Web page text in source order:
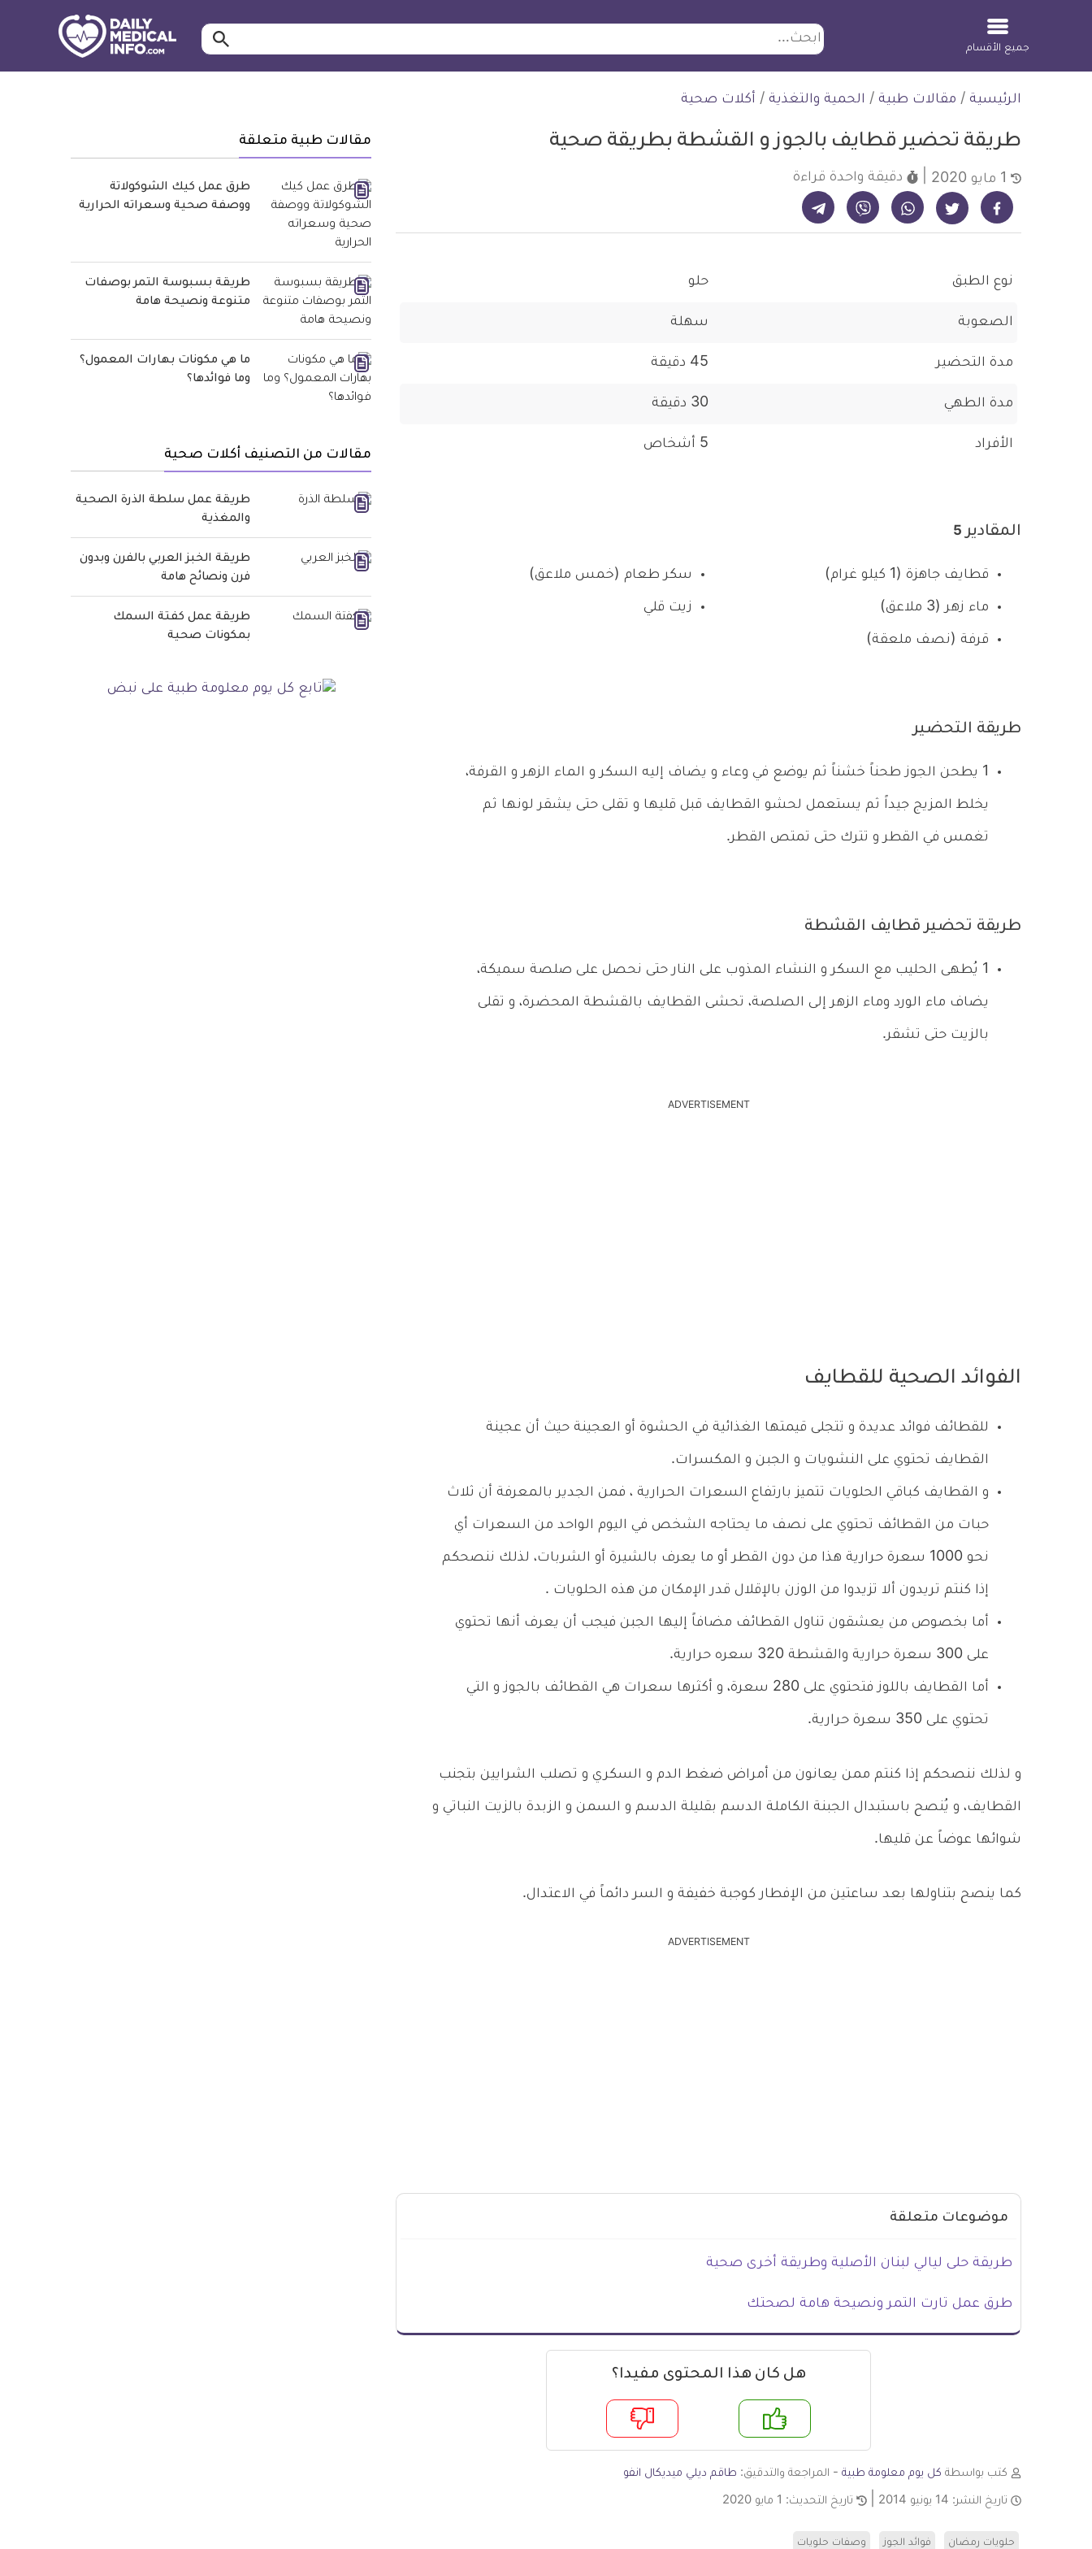
ابحث ابحث…
جميع الأقسام
الرئيسية / مقالات طبية / الحمية والتغذية / أكلات صحية
طريقة تحضير قطايف بالجوز و القشطة بطريقة صحية
دقيقة واحدة قراءة
شارك على فيسبوك - ديلي ميديكال انفو شارك على تويتر - ديلي ميديكال انفو شارك على واتساب - ديلي ميديكال انفو شارك على فايبر - ديلي ميديكال انفو شارك على تيليجرام - ديلي ميديكال انفو
نوع الطبق حلو
الصعوبة سهلة
مدة التحضير 45 دقيقة
مدة الطهي 30 دقيقة
الأفراد 5 أشخاص
المقادير 5
قطايف جاهزة (1 كيلو غرام) سكر طعام (خمس ملاعق)
ماء زهر (3 ملاعق) زيت قلي
قرفة (نصف ملعقة)
طريقة التحضير
1 يطحن الجوز طحناً خشناً ثم يوضع في وعاء و يضاف إليه السكر و الماء الزهر و القرفة،
يخلط المزيج جيداً ثم يستعمل لحشو القطايف قبل قليها و تقلى حتى يشقر لونها ثم
تغمس في القطر و تترك حتى تمتص القطر.
طريقة تحضير قطايف القشطة
1 يُطهى الحليب مع السكر و النشاء المذوب على النار حتى نحصل على صلصة سميكة،
يضاف ماء الورد وماء الزهر إلى الصلصة، تحشى القطايف بالقشطة المحضرة، و تقلى
بالزيت حتى تشقر.
ADVERTISEMENT
الفوائد الصحية للقطايف
للقطائف فوائد عديدة و تتجلى قيمتها الغذائية في الحشوة أو العجينة حيث أن عجينة
القطايف تحتوي على النشويات و الجبن و المكسرات.
و القطايف كباقي الحلويات تتميز بارتفاع السعرات الحرارية ، فمن الجدير بالمعرفة أن ثلاث
حبات من القطائف تحتوي على نصف ما يحتاجه الشخص في اليوم الواحد من السعرات أي
نحو 1000 سعرة حرارية هذا من دون القطر أو ما يعرف بالشيرة أو الشربات، لذلك ننصحكم
إذا كنتم تريدون ألا تزيدوا من الوزن بالإقلال قدر الإمكان من هذه الحلويات .
أما بخصوص من يعشقون تناول القطائف مضافاً إليها الجبن فيجب أن يعرف أنها تحتوي
على 300 سعرة حرارية والقشطة 320 سعره حرارية.
أما القطايف باللوز فتحتوي على 280 سعرة، و أكثرها سعرات هي القطائف بالجوز و التي
تحتوي على 350 سعرة حرارية.
و لذلك ننصحكم إذا كنتم ممن يعانون من أمراض ضغط الدم و السكري و تصلب الشرايين بتجنب
القطايف، و يُنصح باستبدال الجبنة الكاملة الدسم بقليلة الدسم و السمن و الزبدة بالزيت النباتي و
شوائها عوضاً عن قليها.
كما ينصح بتناولها بعد ساعتين من الإفطار كوجبة خفيفة و السر دائماً في الاعتدال.
ADVERTISEMENT
موضوعات متعلقة
طريقة حلى ليالي لبنان الأصلية وطريقة أخرى صحية
طرق عمل تارت التمر ونصيحة هامة لصحتك
هل كان هذا المحتوى مفيدا؟
لا
كتب بواسطة كل يوم معلومة طبية - المراجعة والتدقيق: طاقم ديلي ميديكال انفو
تاريخ النشر: 14 يونيو 2014 تاريخ التحديث: 1 مايو 2020
حلويات رمضان فوائد الجوز وصفات حلويات
مقالات طبية متعلقة
طرق عمل كيك الشوكولاتة
ووصفة صحية وسعراته الحرارية
طريقة بسبوسة التمر بوصفات
متنوعة ونصيحة هامة
ما هي مكونات بهارات المعمول؟
وما فوائدها؟
مقالات من التصنيف أكلات صحية
طريقة عمل سلطة الذرة الصحية
والمغذية
طريقة الخبز العربي بالفرن وبدون
فرن ونصائح هامة
طريقة عمل كفتة السمك
بمكونات صحية